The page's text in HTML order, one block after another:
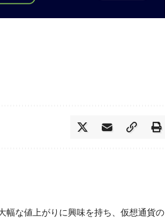
幅な値上がりに興味を持ち、仮想通貨の